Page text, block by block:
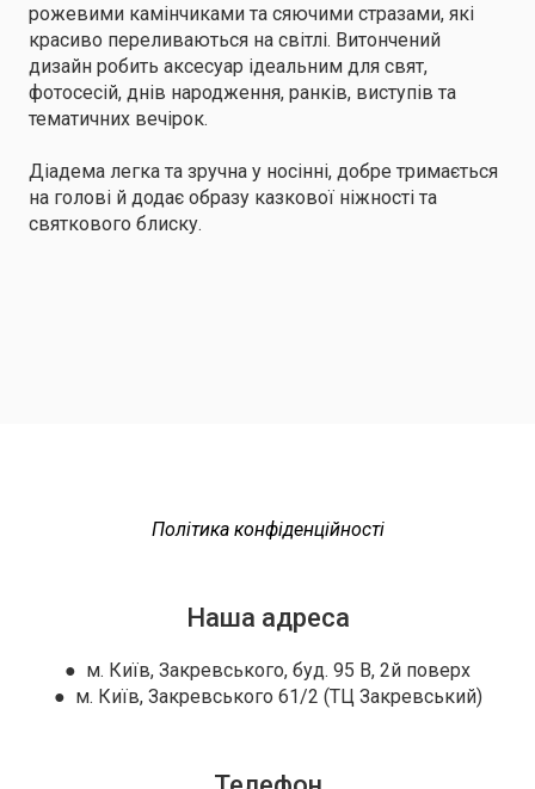
рожевими камінчиками та сяючими стразами, які
красиво переливаються на світлі. Витончений
дизайн робить аксесуар ідеальним для свят,
фотосесій, днів народження, ранків, виступів та
тематичних вечірок.
Діадема легка та зручна у носінні, добре тримається
на голові й додає образу казкової ніжності та
святкового блиску.
Політика конфіденційності
Наша адреса
● м. Київ, Закревського, буд. 95 В, 2й поверх
● м. Київ, Закревського 61/2 (ТЦ Закревський)